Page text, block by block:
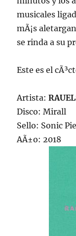
musicales
mÃ¡s
se rinda a su
Este es el
Artista:
Disco: Mirall
Sello: Sonic
AÃ±o: 2018